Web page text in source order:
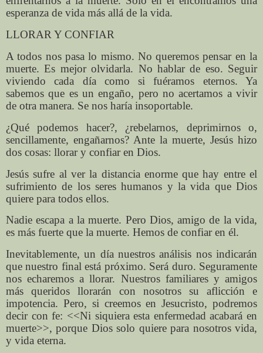
esperanza de vida más allá de la vida.
LLORAR Y CONFIAR
A todos nos pasa lo mismo. No queremos pensar en la
muerte. Es mejor olvidarla. No hablar de eso. Seguir
viviendo cada día como si fuéramos eternos. Ya
sabemos que es un engaño, pero no acertamos a vivir
de otra manera. Se nos haría insoportable.
¿Qué podemos hacer?, ¿rebelarnos, deprimirnos o,
sencillamente, engañarnos? Ante la muerte, Jesús hizo
dos cosas: llorar y confiar en Dios.
Jesús sufre al ver la distancia enorme que hay entre el
sufrimiento de los seres humanos y la vida que Dios
quiere para todos ellos.
Nadie escapa a la muerte. Pero Dios, amigo de la vida,
es más fuerte que la muerte. Hemos de confiar en él.
Inevitablemente, un día nuestros análisis nos indicarán
que nuestro final está próximo. Será duro. Seguramente
nos echaremos a llorar. Nuestros familiares y amigos
más queridos llorarán con nosotros su aflicción e
impotencia. Pero, si creemos en Jesucristo, podremos
decir con fe: <<Ni siquiera esta enfermedad acabará en
muerte>>, porque Dios solo quiere para nosotros vida,
y vida eterna.